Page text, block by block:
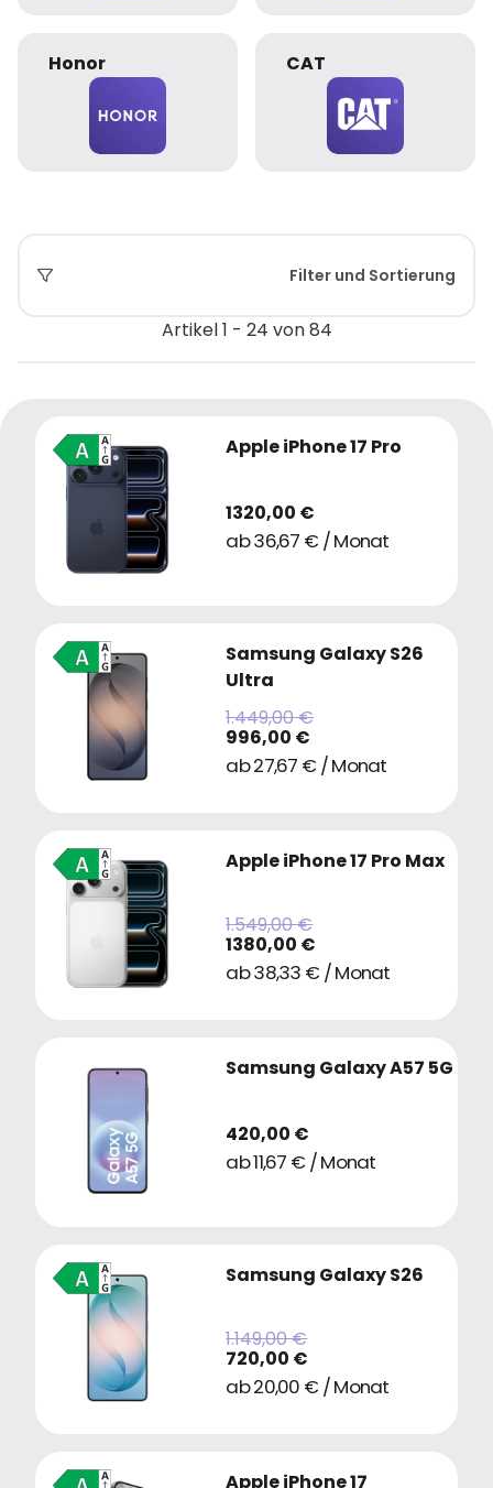
Honor CAT
Filter und Sortierung
Artikel 1 - 24 von 84
Apple iPhone 17 Pro
1320,00 €
ab 36,67 € / Monat
Samsung Galaxy S26
Ultra
1.449,00 €
996,00 €
ab 27,67 € / Monat
Apple iPhone 17 Pro Max
1.549,00 €
1380,00 €
ab 38,33 € / Monat
Samsung Galaxy A57 5G
420,00 €
ab 11,67 € / Monat
Samsung Galaxy S26
1.149,00 €
720,00 €
ab 20,00 € / Monat
Apple iPhone 17